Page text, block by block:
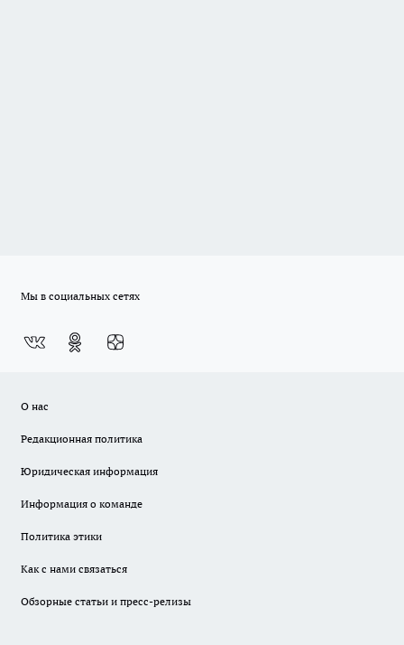
Мы в социальных сетях
О нас
Редакционная политика
Юридическая информация
Информация о команде
Политика этики
Как с нами связаться
Обзорные статьи и пресс-релизы